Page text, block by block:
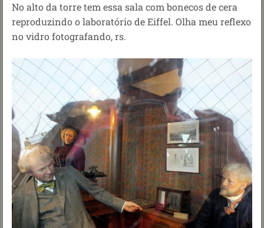
No alto da torre tem essa sala com bonecos de cera
reproduzindo o laboratório de Eiffel. Olha meu reflexo
no vidro fotografando, rs.